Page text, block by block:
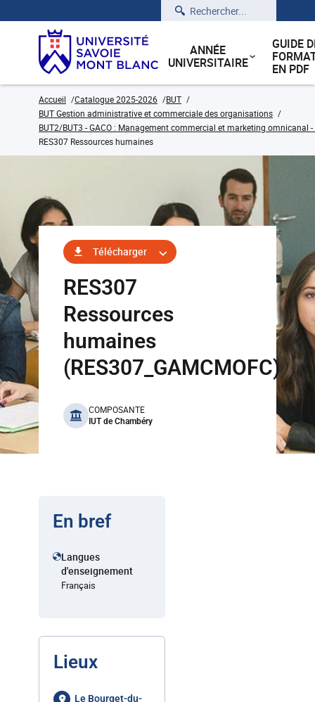
Rechercher
ANNÉE
UNIVERSITAIRE
GUIDE
EN PDF
Accueil Catalogue 2025-2026
BUT
BUT Gestion administrative et commerciale des organisations
BUT2/BUT3 - GACO : Management commercial et marketing omnicanal
RES307 Ressources humaines
Télécharger
RES307
Ressources
humaines
(RES307_GAMCMOFC)
benefits
COMPOSANTE
IUT de Chambéry
En bref
Langues
d'enseignement
Français
Lieux
Le Bourget-du-